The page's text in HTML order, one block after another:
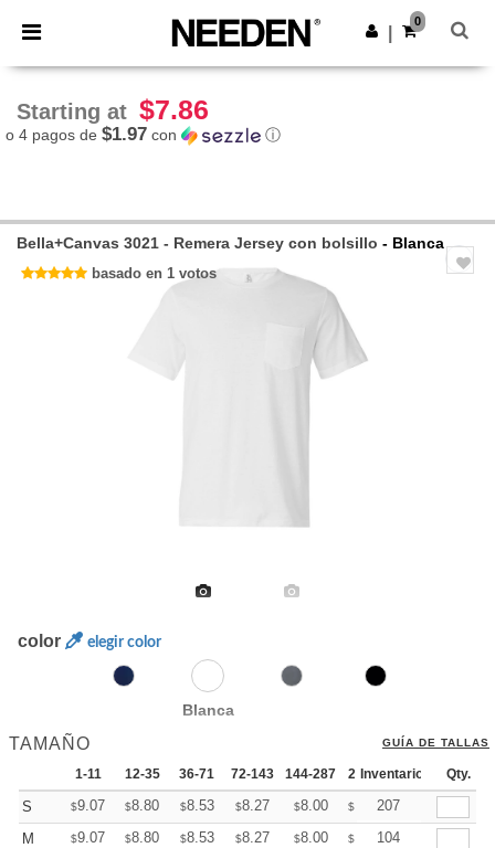
× App de Needen
¡Mejores precios en app!
Descargar app
0
Starting at $7.86
o 4 pagos de $1.97 con ⓘ
Bella+Canvas 3021 - Remera Jersey con bolsillo - Blanca
basado en 1 votos
color elegir color
Blanca
TAMAÑO GUÍA DE TALLAS
1-11 12-35 36-71 72-143 144-287 288 + Mas
Inventario Qty.
S $9.07 $8.80 $8.53 $8.27 $8.00 $ 7.86207
M
$9.07 $8.80 $8.53 $8.27 $8.00 $ 7.86104